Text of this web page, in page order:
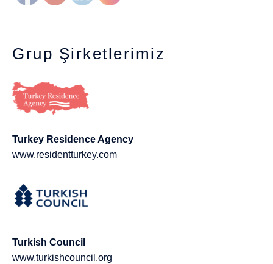
Grup Şirketlerimiz
Turkey Residence Agency
www.residentturkey.com
Turkish Council
www.turkishcouncil.org